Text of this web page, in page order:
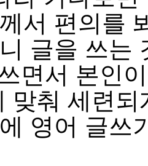
서 편의를
글을 쓰는
면서 본인
맞춰 세련
영어 글쓰